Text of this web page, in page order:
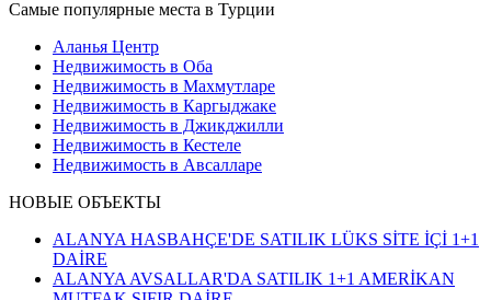
Самые популярные места в Турции
Аланья Центр
Недвижимость в Оба
Недвижимость в Махмутларе
Недвижимость в Каргыджаке
Недвижимость в Джикджилли
Недвижимость в Кестеле
Недвижимость в Авсалларе
НОВЫЕ ОБЪЕКТЫ
ALANYA HASBAHÇE'DE SATILIK LÜKS SİTE İÇİ 1+1
DAİRE
ALANYA AVSALLAR'DA SATILIK 1+1 AMERİKAN